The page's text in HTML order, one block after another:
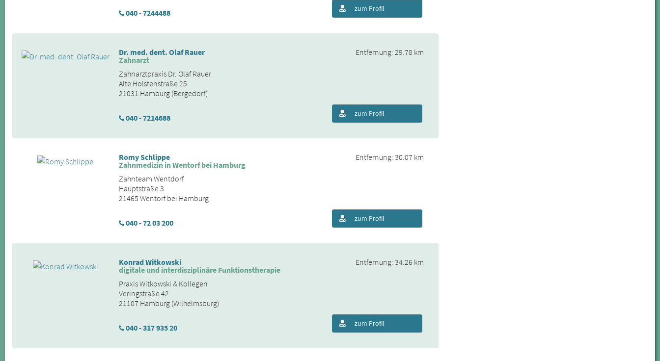
040 - 7244488 zum Profil
Dr. med. dent. Olaf Rauer
Zahnarzt
Zahnarztpraxis Dr. Olaf Rauer
Alte Holstenstraße 25
21031 Hamburg (Bergedorf)
040 - 7214688
Entfernung: 29.78 km
zum Profil
Romy Schlippe
Zahnmedizin in Wentorf bei Hamburg
Zahnteam Wentdorf
Hauptstraße 3
21465 Wentorf bei Hamburg
040 - 72 03 200
Entfernung: 30.07 km
zum Profil
Konrad Witkowski
digitale und interdisziplinäre Funktionstherapie
Praxis Witkowski & Kollegen
Veringstraße 42
21107 Hamburg (Wilhelmsburg)
040 - 317 935 20
Entfernung: 34.26 km
zum Profil